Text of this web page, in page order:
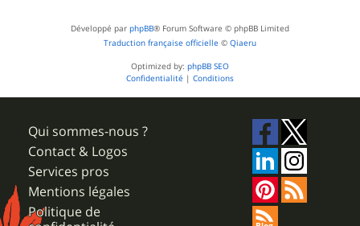
Développé par phpBB® Forum Software © phpBB Limited
Traduction française officielle © Qiaeru
Optimized by: phpBB SEO
Confidentialité | Conditions
Qui sommes-nous ?
Contact & Logos
Services pros
Mentions légales
Politique de